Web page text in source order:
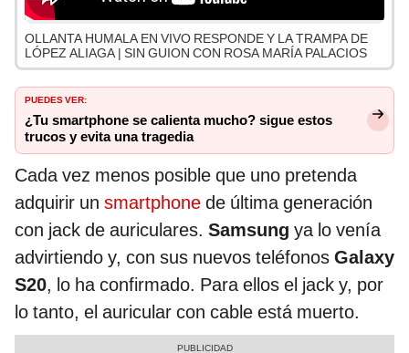
OLLANTA HUMALA EN VIVO RESPONDE Y LA TRAMPA DE
LÓPEZ ALIAGA | SIN GUION CON ROSA MARÍA PALACIOS
PUEDES VER:
¿Tu smartphone se calienta mucho? sigue estos
trucos y evita una tragedia
Cada vez menos posible que uno pretenda
adquirir un smartphone de última generación
con jack de auriculares. Samsung ya lo venía
advirtiendo y, con sus nuevos teléfonos Galaxy
S20, lo ha confirmado. Para ellos el jack y, por
lo tanto, el auricular con cable está muerto.